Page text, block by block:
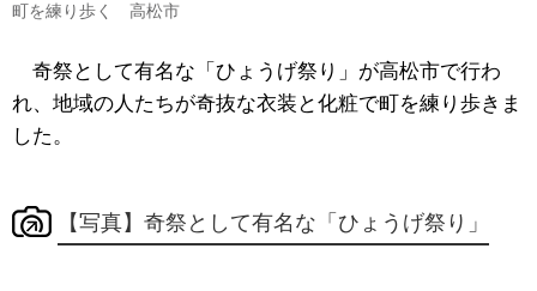
町を練り歩く 高松市
奇祭として有名な「ひょうげ祭り」が高松市で行わ
れ、地域の人たちが奇抜な衣装と化粧で町を練り歩きま
した。
【写真】奇祭として有名な「ひょうげ祭り」